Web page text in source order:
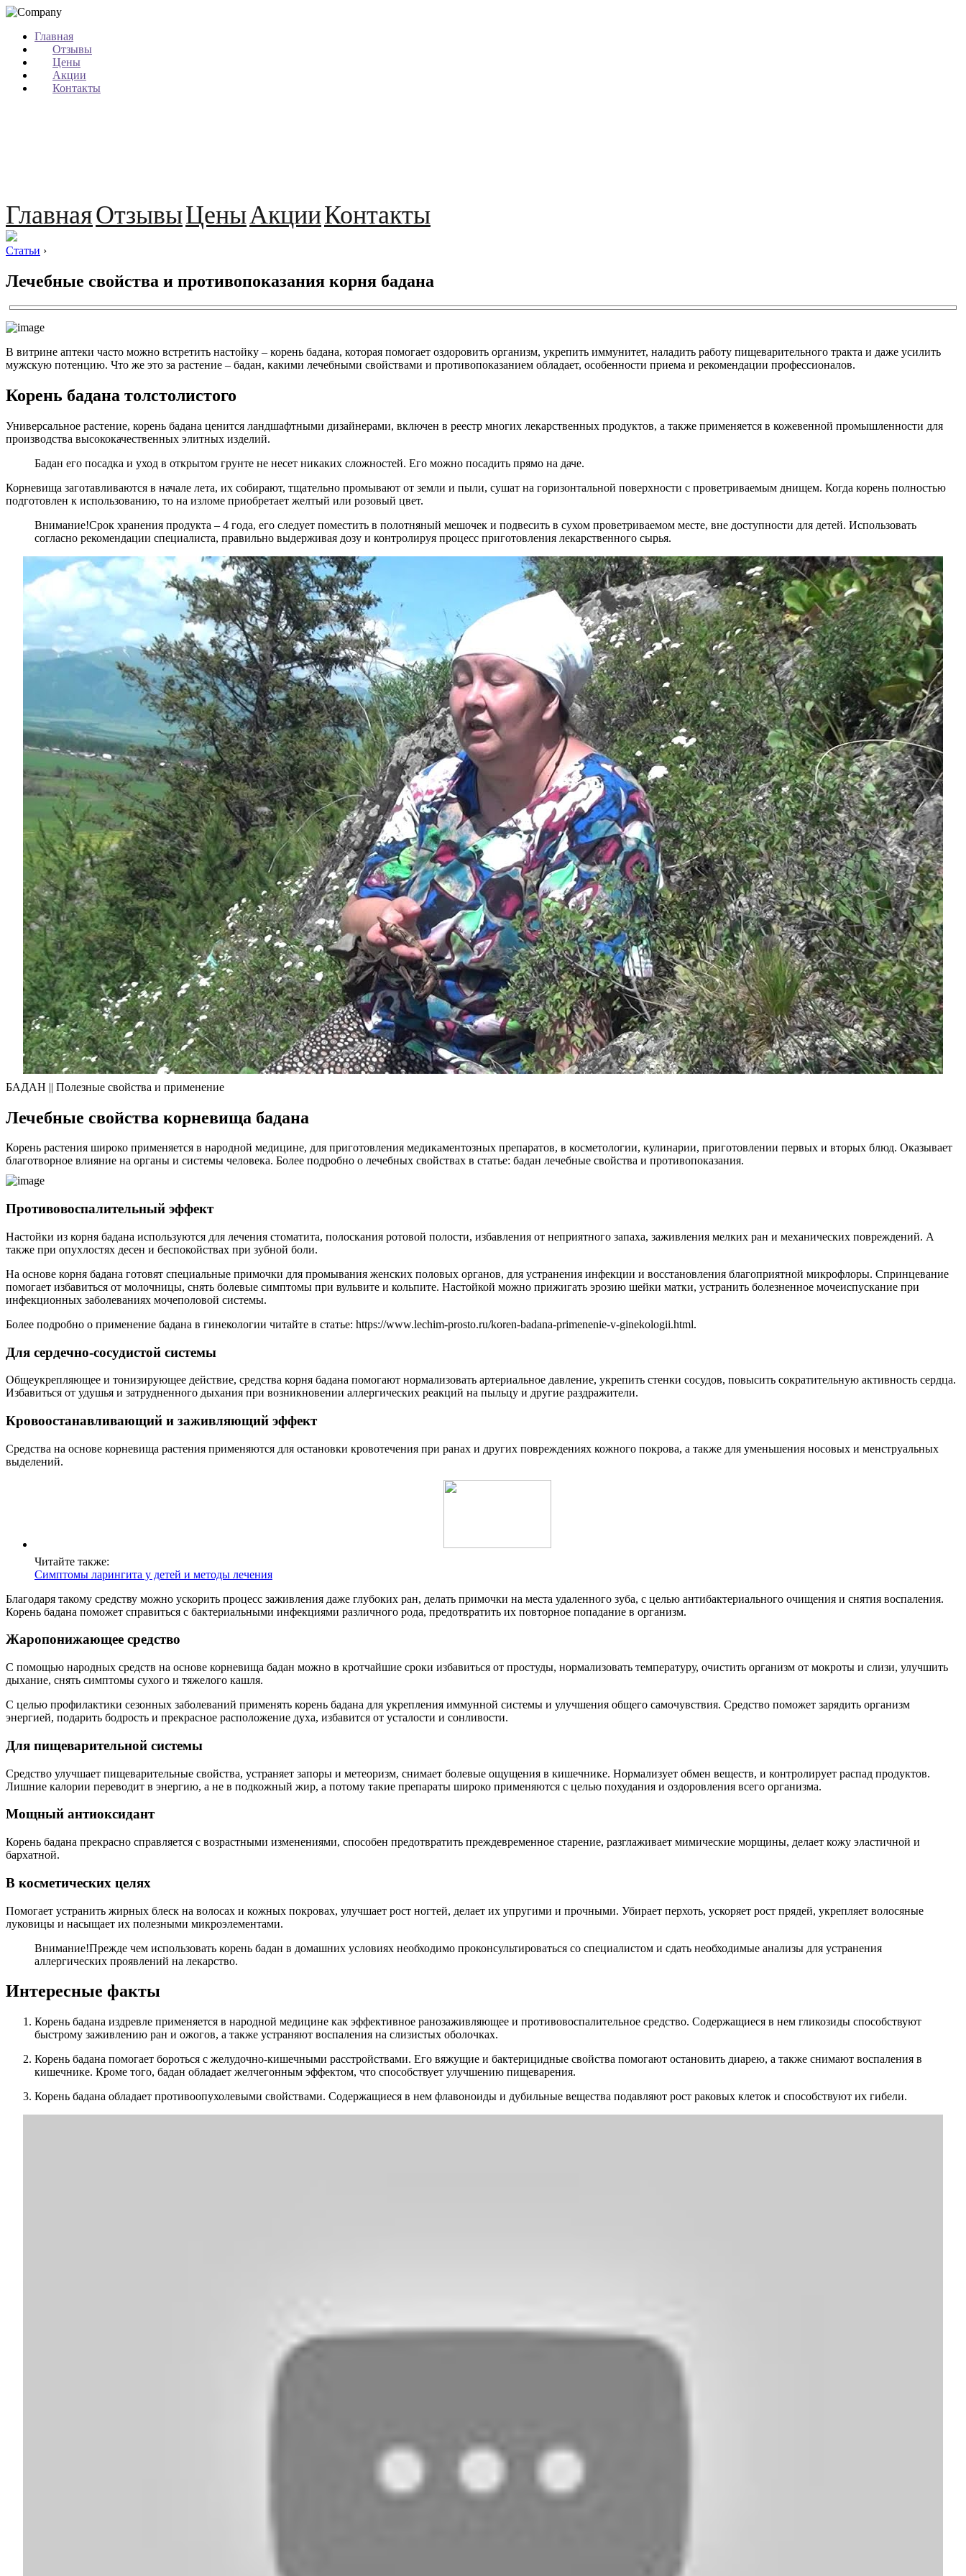
Главная
Отзывы
Цены
Акции
Контакты
ГлавнаяОтзывыЦеныАкцииКонтакты
Статьи ›
Лечебные свойства и противопоказания корня бадана
В витрине аптеки часто можно встретить настойку – корень бадана, которая помогает оздоровить организм, укрепить иммунитет, наладить работу пищеварительного тракта и даже усилить
мужскую потенцию. Что же это за растение – бадан, какими лечебными свойствами и противопоказанием обладает, особенности приема и рекомендации профессионалов.
Корень бадана толстолистого
Универсальное растение, корень бадана ценится ландшафтными дизайнерами, включен в реестр многих лекарственных продуктов, а также применяется в кожевенной промышленности для
производства высококачественных элитных изделий.
Бадан его посадка и уход в открытом грунте не несет никаких сложностей. Его можно посадить прямо на даче.
Корневища заготавливаются в начале лета, их собирают, тщательно промывают от земли и пыли, сушат на горизонтальной поверхности с проветриваемым днищем. Когда корень полностью
подготовлен к использованию, то на изломе приобретает желтый или розовый цвет.
Внимание!Срок хранения продукта – 4 года, его следует поместить в полотняный мешочек и подвесить в сухом проветриваемом месте, вне доступности для детей. Использовать
согласно рекомендации специалиста, правильно выдерживая дозу и контролируя процесс приготовления лекарственного сырья.
БАДАН || Полезные свойства и применение
Лечебные свойства корневища бадана
Корень растения широко применяется в народной медицине, для приготовления медикаментозных препаратов, в косметологии, кулинарии, приготовлении первых и вторых блюд. Оказывает
благотворное влияние на органы и системы человека. Более подробно о лечебных свойствах в статье: бадан лечебные свойства и противопоказания.
Противовоспалительный эффект
Настойки из корня бадана используются для лечения стоматита, полоскания ротовой полости, избавления от неприятного запаха, заживления мелких ран и механических повреждений. А
также при опухлостях десен и беспокойствах при зубной боли.
На основе корня бадана готовят специальные примочки для промывания женских половых органов, для устранения инфекции и восстановления благоприятной микрофлоры. Спринцевание
помогает избавиться от молочницы, снять болевые симптомы при вульвите и кольпите. Настойкой можно прижигать эрозию шейки матки, устранить болезненное мочеиспускание при
инфекционных заболеваниях мочеполовой системы.
Более подробно о применение бадана в гинекологии читайте в статье: https://www.lechim-prosto.ru/koren-badana-primenenie-v-ginekologii.html.
Для сердечно-сосудистой системы
Общеукрепляющее и тонизирующее действие, средства корня бадана помогают нормализовать артериальное давление, укрепить стенки сосудов, повысить сократительную активность сердца.
Избавиться от удушья и затрудненного дыхания при возникновении аллергических реакций на пыльцу и другие раздражители.
Кровоостанавливающий и заживляющий эффект
Средства на основе корневища растения применяются для остановки кровотечения при ранах и других повреждениях кожного покрова, а также для уменьшения носовых и менструальных
выделений.
Читайте также:
Симптомы ларингита у детей и методы лечения
Благодаря такому средству можно ускорить процесс заживления даже глубоких ран, делать примочки на места удаленного зуба, с целью антибактериального очищения и снятия воспаления.
Корень бадана поможет справиться с бактериальными инфекциями различного рода, предотвратить их повторное попадание в организм.
Жаропонижающее средство
С помощью народных средств на основе корневища бадан можно в кротчайшие сроки избавиться от простуды, нормализовать температуру, очистить организм от мокроты и слизи, улучшить
дыхание, снять симптомы сухого и тяжелого кашля.
С целью профилактики сезонных заболеваний применять корень бадана для укрепления иммунной системы и улучшения общего самочувствия. Средство поможет зарядить организм
энергией, подарить бодрость и прекрасное расположение духа, избавится от усталости и сонливости.
Для пищеварительной системы
Средство улучшает пищеварительные свойства, устраняет запоры и метеоризм, снимает болевые ощущения в кишечнике. Нормализует обмен веществ, и контролирует распад продуктов.
Лишние калории переводит в энергию, а не в подкожный жир, а потому такие препараты широко применяются с целью похудания и оздоровления всего организма.
Мощный антиоксидант
Корень бадана прекрасно справляется с возрастными изменениями, способен предотвратить преждевременное старение, разглаживает мимические морщины, делает кожу эластичной и
бархатной.
В косметических целях
Помогает устранить жирных блеск на волосах и кожных покровах, улучшает рост ногтей, делает их упругими и прочными. Убирает перхоть, ускоряет рост прядей, укрепляет волосяные
луковицы и насыщает их полезными микроэлементами.
Внимание!Прежде чем использовать корень бадан в домашних условиях необходимо проконсультироваться со специалистом и сдать необходимые анализы для устранения
аллергических проявлений на лекарство.
Интересные факты
Корень бадана издревле применяется в народной медицине как эффективное ранозаживляющее и противовоспалительное средство. Содержащиеся в нем гликозиды способствуют
быстрому заживлению ран и ожогов, а также устраняют воспаления на слизистых оболочках.
Корень бадана помогает бороться с желудочно-кишечными расстройствами. Его вяжущие и бактерицидные свойства помогают остановить диарею, а также снимают воспаления в
кишечнике. Кроме того, бадан обладает желчегонным эффектом, что способствует улучшению пищеварения.
Корень бадана обладает противоопухолевыми свойствами. Содержащиеся в нем флавоноиды и дубильные вещества подавляют рост раковых клеток и способствуют их гибели.